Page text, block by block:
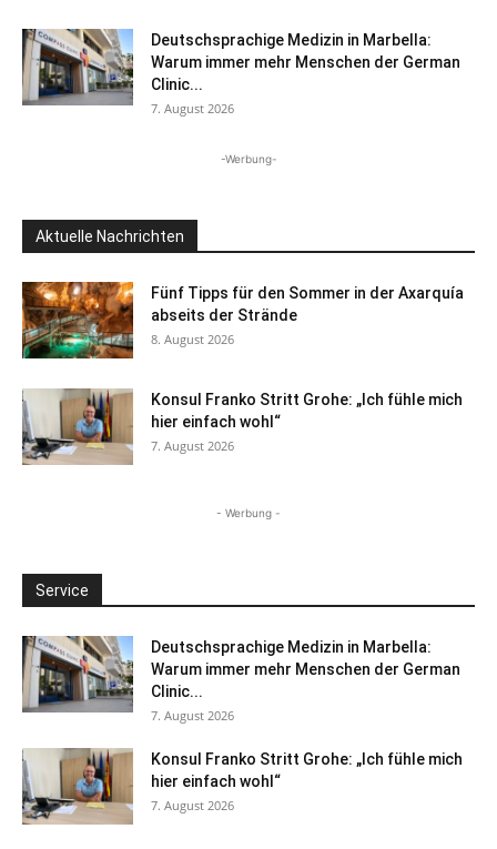
Deutschsprachige Medizin in Marbella:
Warum immer mehr Menschen der German
Clinic...
7. August 2026
-Werbung-
Aktuelle Nachrichten
Fünf Tipps für den Sommer in der Axarquía
abseits der Strände
8. August 2026
Konsul Franko Stritt Grohe: „Ich fühle mich
hier einfach wohl“
7. August 2026
- Werbung -
Service
Deutschsprachige Medizin in Marbella:
Warum immer mehr Menschen der German
Clinic...
7. August 2026
Konsul Franko Stritt Grohe: „Ich fühle mich
hier einfach wohl“
7. August 2026